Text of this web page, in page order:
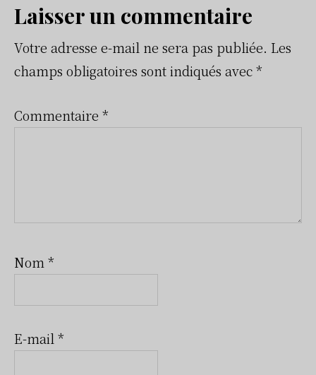
Interactions
du
lecteur
Laisser un commentaire
Votre adresse e-mail ne sera pas publiée. Les
champs obligatoires sont indiqués avec*
Commentaire *
Nom *
E-mail *